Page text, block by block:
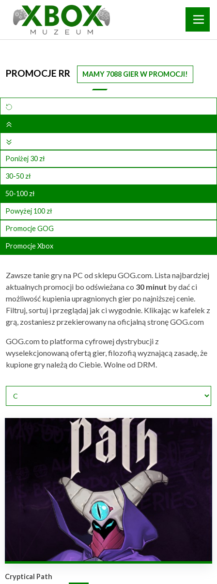
PROMOCJE RR MAMY 7088 GIER W PROMOCJI!
Poniżej 30 zł
30-50 zł
50-100 zł
Powyżej 100 zł
Promocje GOG
Promocje Xbox
Zawsze tanie gry na PC od sklepu GOG.com. Lista najbardziej
aktualnych promocji bo odświeżana co 30 minut by dać ci
możliwość kupienia upragnionych gier po najniższej cenie.
Filtruj, sortuj i przeglądaj jak ci wygodnie. Klikając w kafelek z
grą, zostaniesz przekierowany na oficjalną stronę GOG.com
GOG.com to platforma cyfrowej dystrybucji z
wyselekcjonowaną ofertą gier, filozofią wyznającą zasadę, że
kupione gry należą do Ciebie. Wolne od DRM.
Cryptical Path